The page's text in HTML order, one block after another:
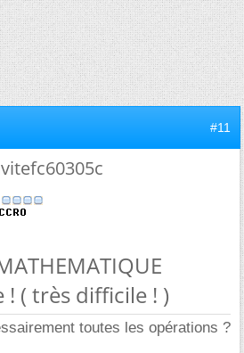
#11
! ( très difficile ! )
toutes les opérations ?